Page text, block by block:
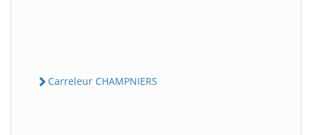
Carreleur CHAMPNIERS